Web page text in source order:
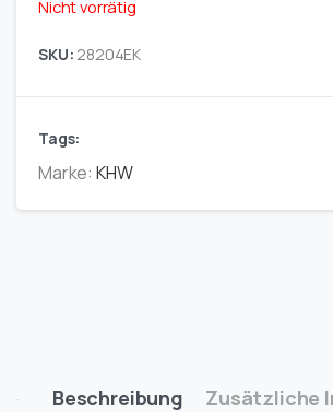
Nicht vorrätig
SKU: 28204EK
Tags:
Marke: KHW
Beschreibung Zusätzliche